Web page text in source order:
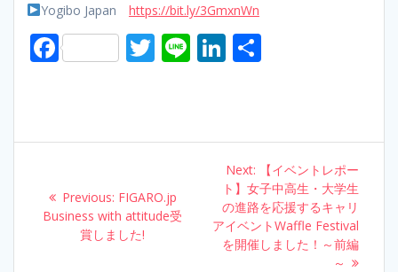
Yogibo Japan https://bit.ly/3GmxnWn
F
ac
b
o
k
T
w
er
Li
n
Li
n
e
dI
n
e
navigation
Previous: Previous
post:
FIGARO.jp
Business with attitude受
賞しました!
Next:
Next
post:
【イベントレポー
ト】女子中高生・大学生
の進路を応援するキャリ
アイベントWaffle Festival
を開催しました！～前編
～